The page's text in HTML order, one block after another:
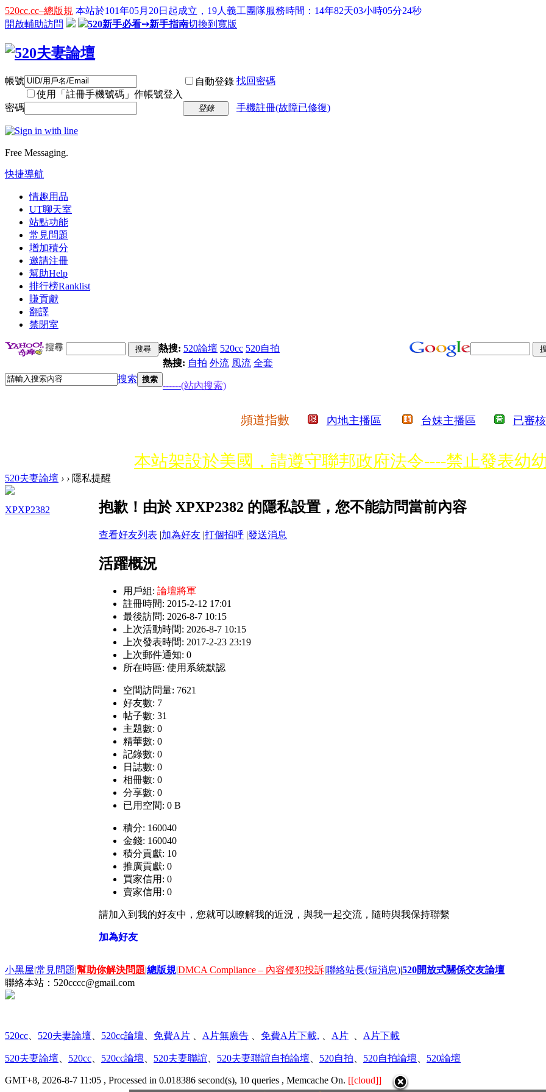
520cc.cc–總版規 本站於101年05月20日起成立，19人義工團隊服務時間：14年82天03小時05分24秒
開啟輔助訪問
520新手必看➙新手指南切換到寬版
帳號
使用「註冊手機號碼」作帳號登入
自動登錄 找回密碼
密碼 登錄 手機註冊(故障已修復)
Free Messaging.
快捷導航
情趣用品
UT聊天室
站點功能
常見問題
增加積分
邀請注冊
幫助Help
排行榜Ranklist
賺貢獻
翻譯
禁閉室
熱搜: 520論壇 520cc 520自拍
搜索 搜索
熱搜: 自拍 外流 風流 全套
------(站內搜索)
頻道指數 內地主播區 台妹主播區 已審
本站架設於美國，請遵守聯邦政府法令----禁止發表幼
網路詐騙多﹗會員遇見詐騙行為，我們將主動將詐騙者
嚴禁假聯誼之名斂財詐騙或性交易，活動勿違法勿涉毒品
520夫妻論壇 › › 隱私提醒
XPXP2382 抱歉！由於 XPXP2382 的隱私設置，您不能訪問當前內容
查看好友列表 |加為好友 |打個招呼 |發送消息
活躍概況
用戶組: 論壇將軍
註冊時間: 2015-2-12 17:01
最後訪問: 2026-8-7 10:15
上次活動時間: 2026-8-7 10:15
上次發表時間: 2017-2-23 23:19
上次郵件通知: 0
所在時區: 使用系統默認
空間訪問量: 7621
好友數: 7
帖子數: 31
主題數: 0
精華數: 0
記錄數: 0
日誌數: 0
相冊數: 0
分享數: 0
已用空間: 0 B
積分: 160040
金錢: 160040
積分貢獻: 10
推廣貢獻: 0
買家信用: 0
賣家信用: 0
請加入到我的好友中，您就可以瞭解我的近況，與我一起交流，隨時與我保持聯繫
加為好友
小黑屋|常見問題|幫助你解決問題|總版規|DMCA Compliance – 內容侵犯投訴|聯絡站長(短消息)|520開放式關係交友論壇
聯絡本站： 520cccc@gmail.com
520cc 520夫妻論壇 520cc論壇 免費A片 A片無廣告 免費A片下載, A片 A片下載
520夫妻論壇 520cc 520cc論壇 520夫妻聯誼 520夫妻聯誼自拍論壇 520自拍 520自拍論壇 520論壇
GMT+8, 2026-8-7 11:05 , Processed in 0.018386 second(s), 10 queries , Memcache On. [[cloud]]